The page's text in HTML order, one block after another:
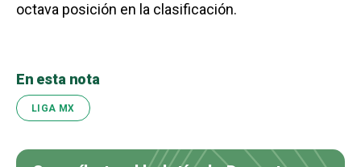
octava posición en la clasificación.
En esta nota
LIGA MX